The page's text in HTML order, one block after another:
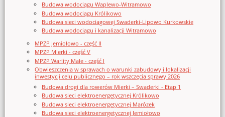
Budowa wodociągu Waplewo-Witramowo
Budowa wodociągu Królikowo
Budowa sieci wodociągowej Swaderki-Lipowo Kurkowskie
Budowa wodociągu i kanalizacji Witramowo
MPZP Jemiołowo - część II
MPZP Mierki - część V
MPZP Warlity Małe - część I
Obwieszczenia w sprawach o warunki zabudowy i lokalizacji
inwestycji celu publicznego – rok wszczęcia sprawy 2026
Budowa drogi dla rowerów Mierki – Swaderki - Etap 1
Budowa sieci elektroenergetycznej Królikowo
Budowa sieci elektroenergetycznej Marózek
Budowa sieci elektroenergetycznej Jemiołowo